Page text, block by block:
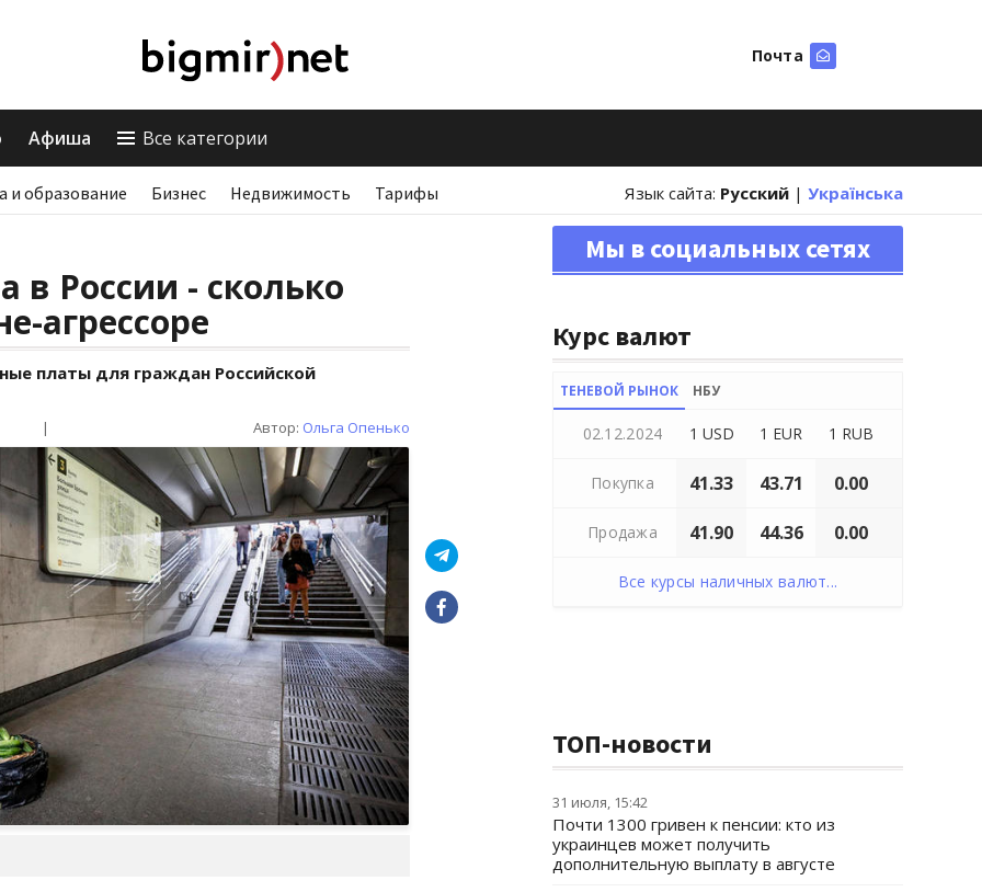
Почта
Афиша Все категории
и образование Бизнес Недвижимость Тарифы Язык сайта: Русский | Українська
в России - сколько
агрессоре
платы для граждан Российской
| Автор: Ольга Опенько
Мы в социальных сетях
Курс валют
ТЕНЕВОЙ РЫНОК НБУ
02.12.2024 1 USD 1 EUR 1 RUB
Покупка 41.33 43.71 0.00
Продажа 41.90 44.36 0.00
Все курсы наличных валют...
ТОП-новости
31 июля, 15:42
Почти 1300 гривен к пенсии: кто из
украинцев может получить
дополнительную выплату в августе